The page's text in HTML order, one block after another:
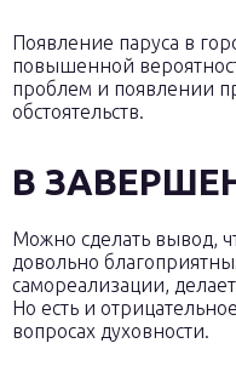
Появление паруса в
повышенной
проблем и появлении
обстоятельств.
В
Можно сделать вывод,
довольно
самореализации,
Но есть и
вопросах духовности.